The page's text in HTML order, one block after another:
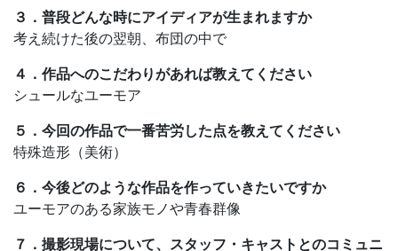
３．普段どんな時にアイディアが生まれますか
考え続けた後の翌朝、布団の中で
４．作品へのこだわりがあれば教えてください
シュールなユーモア
５．今回の作品で一番苦労した点を教えてください
特殊造形（美術）
６．今後どのような作品を作っていきたいですか
ユーモアのある家族モノや青春群像
７．撮影現場について、スタッフ・キャストとのコミュニ